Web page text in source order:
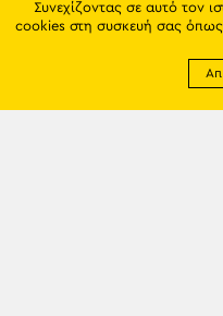
Συνεχίζοντας σε αυτό τον
cookies στη συσκευή σας όπως